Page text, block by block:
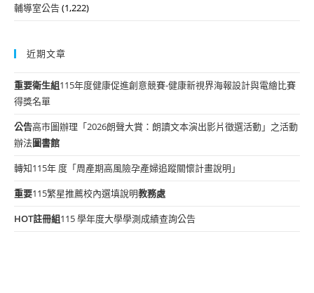
輔導室公告(1,222)
近期文章
重要衛生組115年度健康促進創意競賽-健康新視界海報設計與電繪比賽
得獎名單
公告高市圖辦理「2026朗聲大賞：朗讀文本演出影片徵選活動」之活動
辦法圖書館
轉知115年 度「周產期高風險孕產婦追蹤關懷計畫說明」
重要115繁星推薦校內選填說明教務處
HOT註冊組115 學年度大學學測成績查詢公告